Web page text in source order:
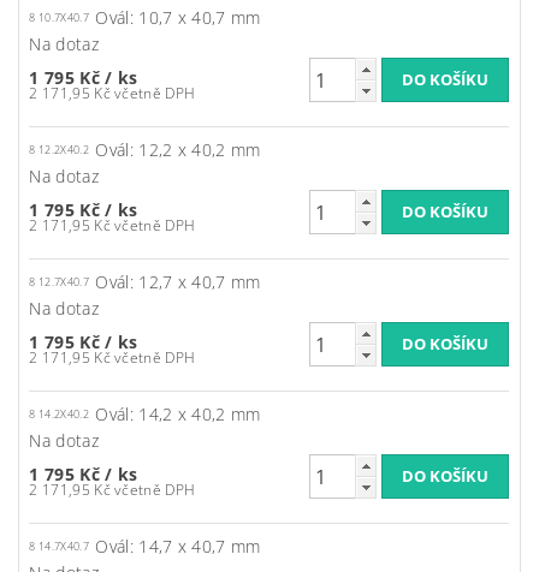
8 10.7X40.7 Ovál: 10,7 x 40,7 mm
Na dotaz
1 795 Kč/ ks
2 171,95 Kč včetně DPH
8 12.2X40.2 Ovál: 12,2 x 40,2 mm
Na dotaz
1 795 Kč/ ks
2 171,95 Kč včetně DPH
8 12.7X40.7 Ovál: 12,7 x 40,7 mm
Na dotaz
1 795 Kč/ ks
2 171,95 Kč včetně DPH
8 14.2X40.2 Ovál: 14,2 x 40,2 mm
Na dotaz
1 795 Kč/ ks
2 171,95 Kč včetně DPH
8 14.7X40.7 Ovál: 14,7 x 40,7 mm